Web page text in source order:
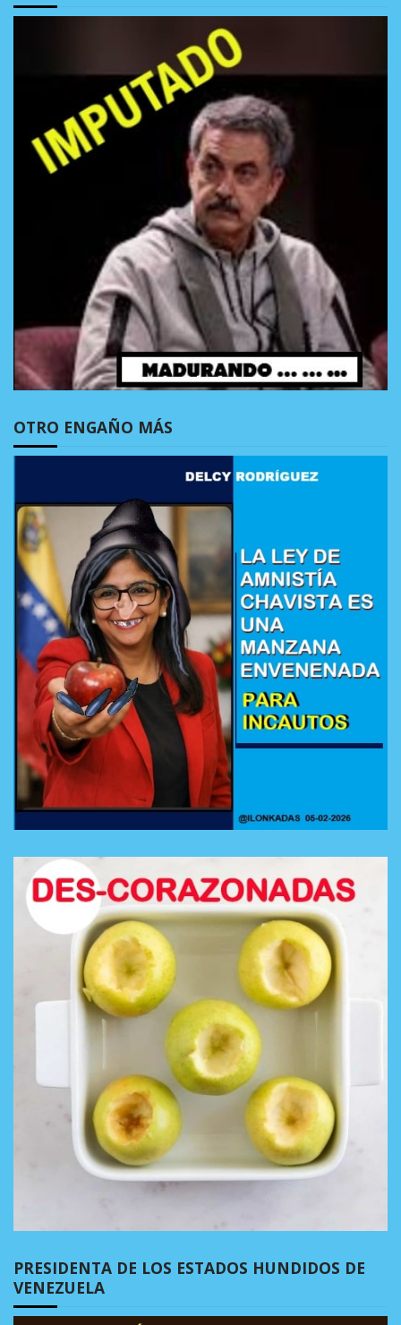
OTRO ENGAÑO MÁS
PRESIDENTA DE LOS ESTADOS HUNDIDOS DE
VENEZUELA